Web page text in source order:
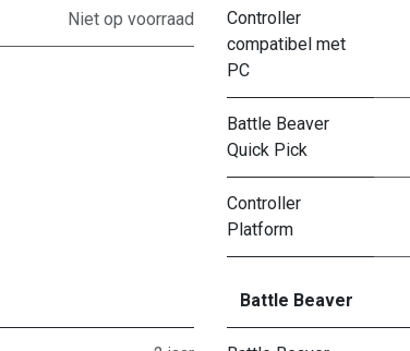
Niet op voorraad
Controller
compatibel met
PC
Battle Beaver
Quick Pick
Controller
Platform
Battle Beaver